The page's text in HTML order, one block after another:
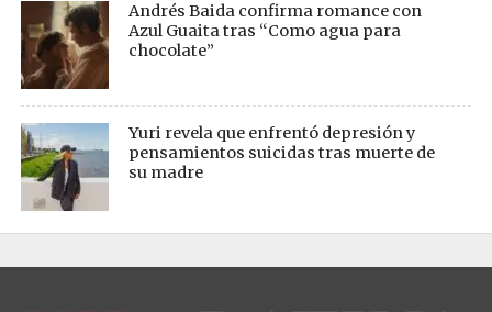
Andrés Baida confirma romance con
Azul Guaita tras “Como agua para
chocolate”
Yuri revela que enfrentó depresión y
pensamientos suicidas tras muerte de
su madre